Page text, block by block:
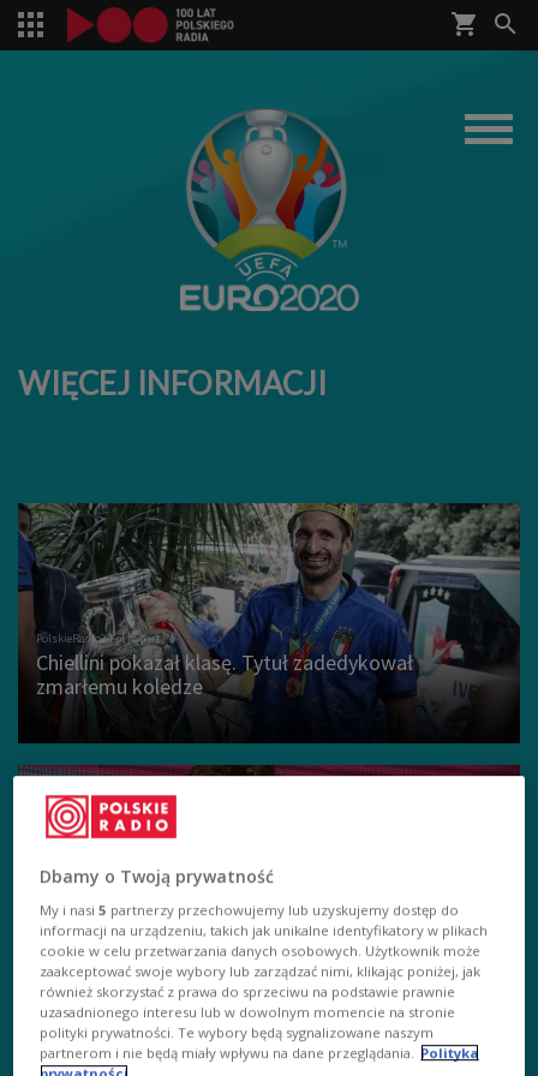
shopping_cart 
WIĘCEJ INFORMACJI
Chiellini pokazał klasę. Tytuł zadedykował
zmarłemu koledze
Euro 2020: Lando Norris obrabowany po wyjściu z
Wembley. Stracił zegarek wart 40 tysięcy funtów
Dbamy o Twoją prywatność
My i nasi5 partnerzy przechowujemy lub uzyskujemy dostęp do
informacji na urządzeniu, takich jak unikalne identyfikatory w plikach
cookie w celu przetwarzania danych osobowych. Użytkownik może
zaakceptować swoje wybory lub zarządzać nimi, klikając poniżej, jak
również skorzystać z prawa do sprzeciwu na podstawie prawnie
uzasadnionego interesu lub w dowolnym momencie na stronie
polityki prywatności. Te wybory będą sygnalizowane naszym
partnerom i nie będą miały wpływu na dane przeglądania.
Polityka